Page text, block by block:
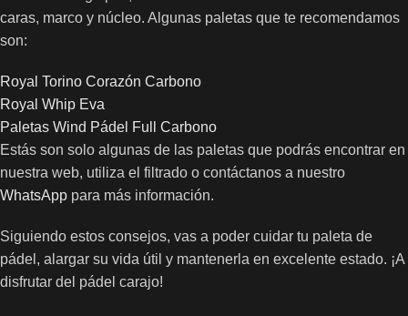
caras, marco y núcleo. Algunas paletas que te recomendamos
son:
Royal Torino Corazón Carbono
Royal Whip Eva
Paletas Wind Pádel Full Carbono
Estás son solo algunas de las paletas que podrás encontrar en
nuestra web, utiliza el filtrado o contáctanos a nuestro
WhatsApp para más información.
Siguiendo estos consejos, vas a poder cuidar tu paleta de
pádel, alargar su vida útil y mantenerla en excelente estado. ¡A
disfrutar del pádel carajo!